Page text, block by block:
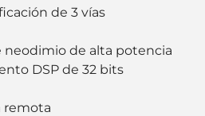
de 3 vías
neodimio de alta potencia
DSP de 32 bits
remota